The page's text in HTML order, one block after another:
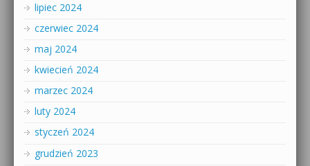
lipiec 2024
czerwiec 2024
maj 2024
kwiecień 2024
marzec 2024
luty 2024
styczeń 2024
grudzień 2023